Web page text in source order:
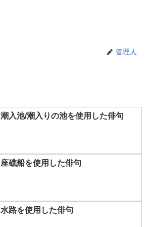
管理人
潮入池/潮入りの池を使用した俳句
座礁船を使用した俳句
水路を使用した俳句